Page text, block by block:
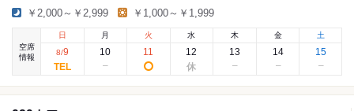
￥2,000～￥2,999 ￥1,000～￥1,999
空席
情報
日
8/9
月
10
火
11
水
12
木
13
金
14
土
15